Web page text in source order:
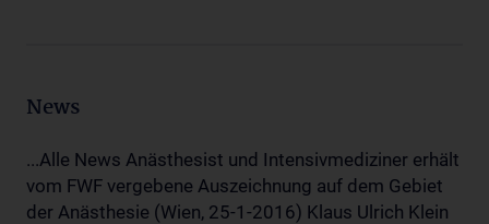
News
...Alle News Anästhesist und Intensivmediziner erhält
vom FWF vergebene Auszeichnung auf dem Gebiet
der Anästhesie (Wien, 25-1-2016) Klaus Ulrich Klein